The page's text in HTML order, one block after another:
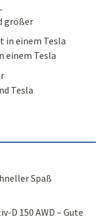
größer
einem Tesla
Tesla
Spaß
D 150 AWD – Gute